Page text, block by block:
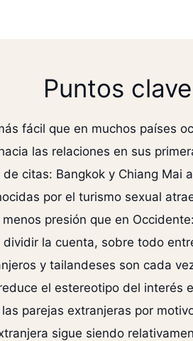
Puntos clave
fácil que en muchos países
las relaciones en sus
citas: Bangkok y Chiang Mai
por el turismo sexual
presión que en
la cuenta, sobre todo
y tailandeses son cada
el estereotipo del interés
parejas extranjeras por
sigue siendo